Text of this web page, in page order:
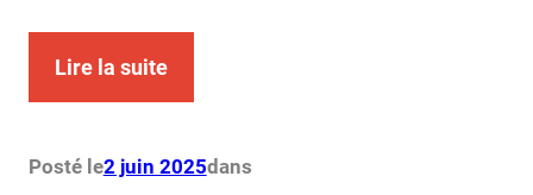
Lire la suite
Posté le2 juin 2025dans